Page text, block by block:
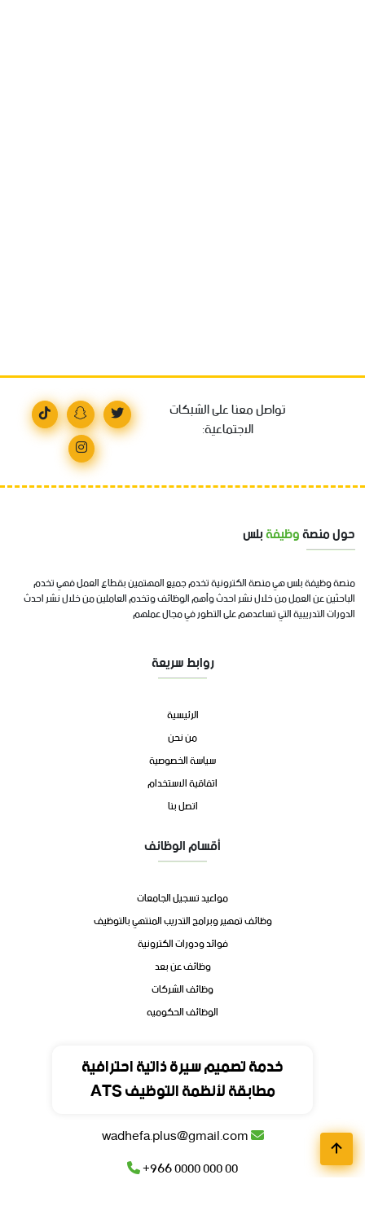
خدمة تصميم سيرة ذاتية احترافية
مطابقة لأنظمة التوظيف ATS
تواصل معنا على الشبكات
الاجتماعية:
حول منصةوظيفةبلس
منصة وظيفة بلس هي منصة الكترونية تخدم جميع المهتمين بقطاع العمل فهي تخدم
الباحثين عن العمل من خلال نشر احدث وأهم الوظائف وتخدم العاملين من خلال نشر احدث
الدورات التدريبية التي تساعدهم على التطور في مجال عملهم
روابط سريعة
الرئيسية
من نحن
سياسة الخصوصية
اتفاقية الاستخدام
اتصل بنا
أقسام الوظائف
مواعيد تسجيل الجامعات
وظائف تمهير وبرامج التدريب المنتهي بالتوظيف
فوائد ودورات الكترونية
وظائف عن بعد
وظائف الشركات
الوظائف الحكوميه
المملكة العربية السعودية
+966 0000 000 00